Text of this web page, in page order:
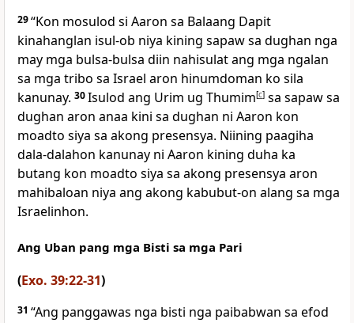
29“Kon mosulod si Aaron sa Balaang Dapit
kinahanglan isul-ob niya kining sapaw sa dughan nga
may mga bulsa-bulsa diin nahisulat ang mga ngalan
sa mga tribo sa Israel aron hinumdoman ko sila
kanunay. 30Isulod ang Urim ug Thumim[c] sa sapaw sa
dughan aron anaa kini sa dughan ni Aaron kon
moadto siya sa akong presensya. Niining paagiha
dala-dalahon kanunay ni Aaron kining duha ka
butang kon moadto siya sa akong presensya aron
mahibaloan niya ang akong kabubut-on alang sa mga
Israelinhon.
Ang Uban pang mga Bisti sa mga Pari
(Exo. 39:22-31)
31 “Ang panggawas nga bisti nga paibabwan sa efod